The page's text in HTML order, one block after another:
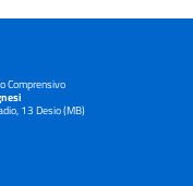
Comprensivo
13 Desio (MB)
la pagina iniziale della scuola